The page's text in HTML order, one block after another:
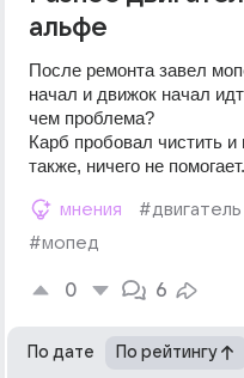
альфе
После ремонта завел
начал и движок начал
чем проблема?
Карб пробовал чистить и
также, ничего не помогает.
мнения
#двигатель
#мопед
0 6
По дате По рейтингу